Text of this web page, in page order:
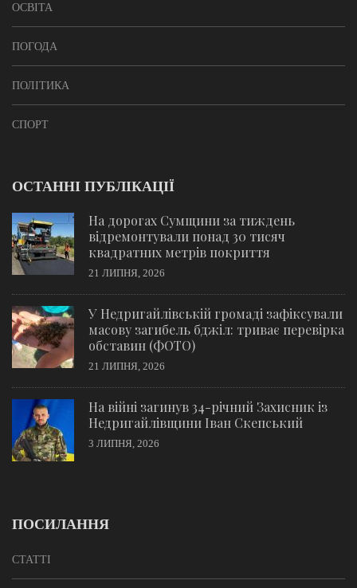
ОСВІТА
ПОГОДА
ПОЛІТИКА
СПОРТ
ОСТАННІ ПУБЛІКАЦІЇ
На дорогах Сумщини за тиждень
відремонтували понад 30 тисяч
квадратних метрів покриття
21 ЛИПНЯ, 2026
У Недригайлівській громаді зафіксували
масову загибель бджіл: триває перевірка
обставин (ФОТО)
21 ЛИПНЯ, 2026
На війні загинув 34-річний Захисник із
Недригайлівщини Іван Скепський
3 ЛИПНЯ, 2026
ПОСИЛАННЯ
СТАТТІ